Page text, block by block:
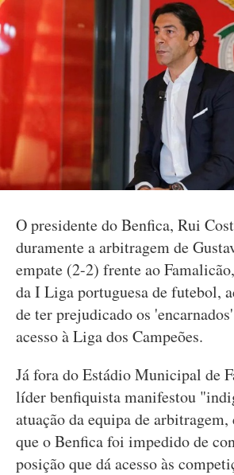
O presidente do Benfica, Rui
duramente a arbitragem de
empate (2-2) frente ao
da I Liga portuguesa de futebol,
de ter prejudicado os
acesso à Liga dos Campeões.
Já fora do Estádio Municipal de
líder benfiquista manifestou
atuação da equipa de
que o Benfica foi impedido de
posição que dá acesso às